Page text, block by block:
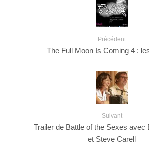
Précédent
The Full Moon Is Coming 4 :
Suivant
Trailer de Battle of the Sexes avec
et Steve Carell